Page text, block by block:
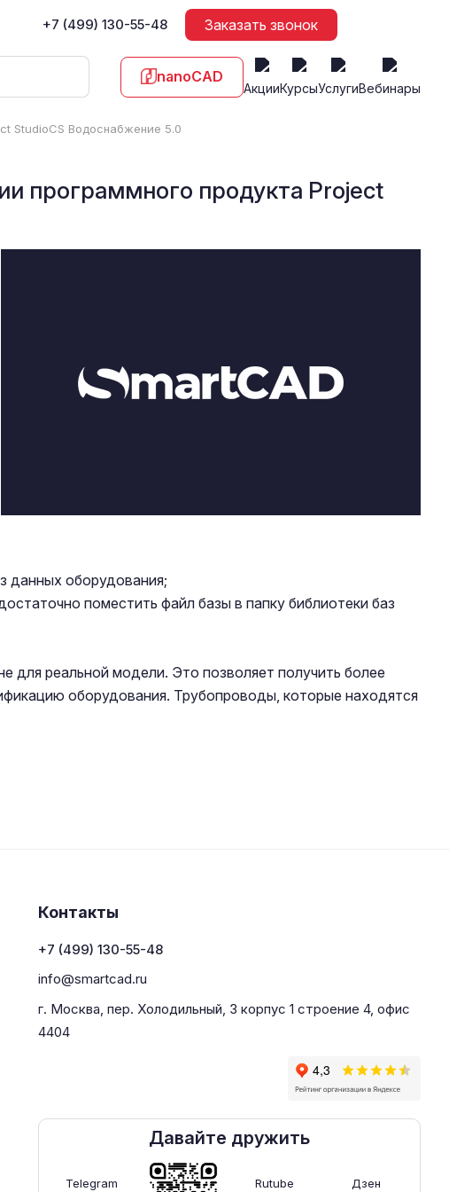
+7 (499) 130-55-48 Заказать звонок
nanoCAD
АкцииКурсыУслугиВебинары
StudioCS Водоснабжение 5.0
программного продукта Project
данных оборудования;
поместить файл базы в папку библиотеки баз
для реальной модели. Это позволяет получить более
оборудования. Трубопроводы, которые находятся
Контакты
+7 (499) 130-55-48
info@smartcad.ru
г. Москва, пер. Холодильный, 3 корпус 1 строение 4, офис
4404
Давайте дружить
Telegram Rutube Дзен